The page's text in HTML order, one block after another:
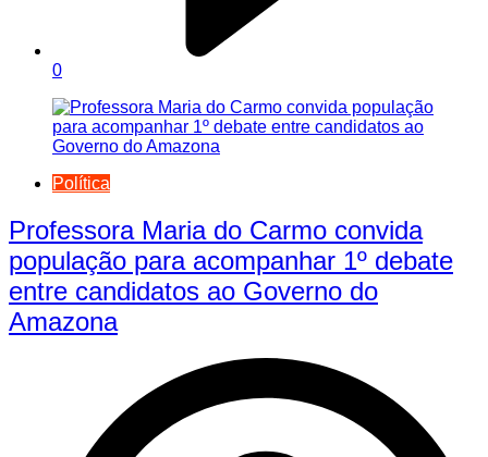
0
Política
Professora Maria do Carmo convida
população para acompanhar 1º debate
entre candidatos ao Governo do
Amazona